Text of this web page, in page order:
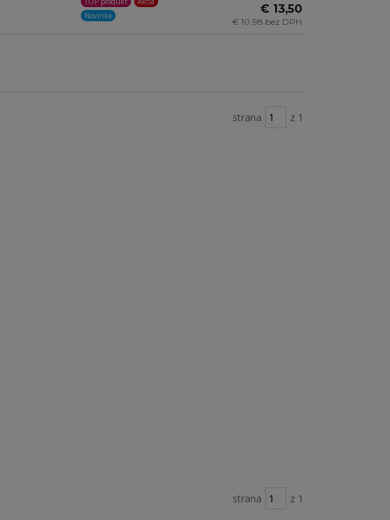
Novinka
€ 13,50
€ 10,98 bez DPH
strana z 1
strana z 1